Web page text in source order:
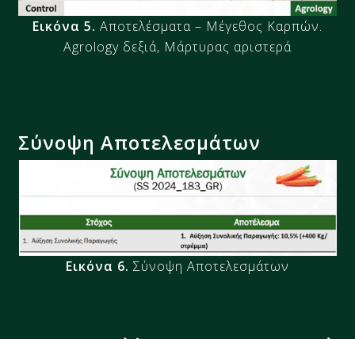
Εικόνα 5. Αποτελέσματα – Μέγεθος Καρπών.
Agrology δεξιά, Μάρτυρας αριστερά
Σύνοψη Αποτελεσμάτων
Εικόνα 6. Σύνοψη Αποτελεσμάτων​